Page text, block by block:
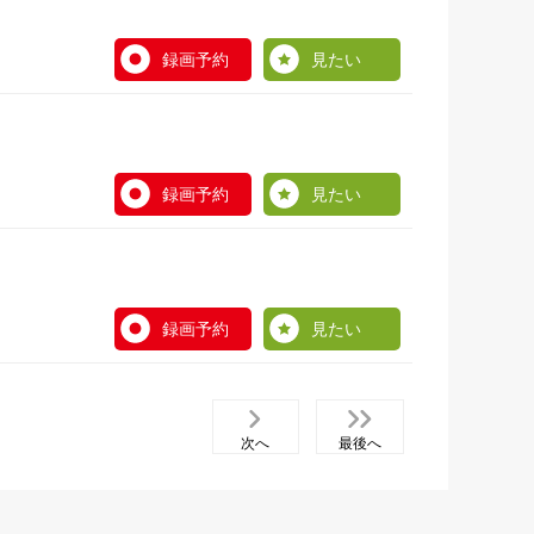
録画予約 見たい
録画予約 見たい
録画予約 見たい
次へ 最後へ